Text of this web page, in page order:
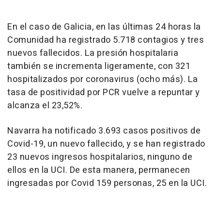
En el caso de Galicia, en las últimas 24 horas la
Comunidad ha registrado 5.718 contagios y tres
nuevos fallecidos. La presión hospitalaria
también se incrementa ligeramente, con 321
hospitalizados por coronavirus (ocho más). La
tasa de positividad por PCR vuelve a repuntar y
alcanza el 23,52%.
Navarra ha notificado 3.693 casos positivos de
Covid-19, un nuevo fallecido, y se han registrado
23 nuevos ingresos hospitalarios, ninguno de
ellos en la UCI. De esta manera, permanecen
ingresadas por Covid 159 personas, 25 en la UCI.